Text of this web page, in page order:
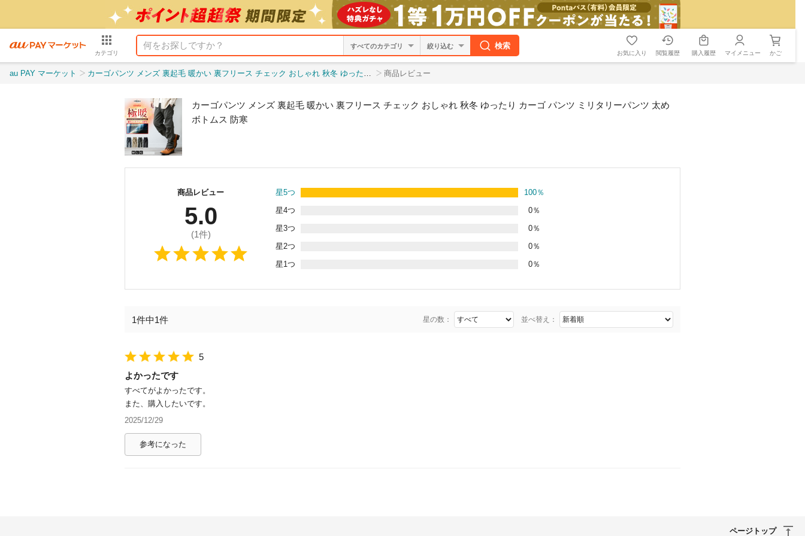
カテゴリ
絞り込む 検索
お気に入り 閲覧履歴 購入履歴 マイメニュー かご
au PAY マーケット カーゴパンツ メンズ 裏起毛 暖かい 裏フリース チェック おしゃれ 秋冬 ゆったり カーゴ パンツ ミリタリーパンツ 太め ボトムス 防寒 商品レビュー
カーゴパンツ メンズ 裏起毛 暖かい 裏フリース チェック おしゃれ 秋冬 ゆったり カーゴ パンツ ミリタリーパンツ 太め
ボトムス 防寒
商品レビュー
5.0
(1件)
星5つ 100％
星4つ
0％
星3つ
0％
星2つ
0％
星1つ
0％
1件中1件 星の数： 並べ替え：
5
よかったです
すべてがよかったです。
また、購入したいです。
2025/12/29
参考になった
ページトップ